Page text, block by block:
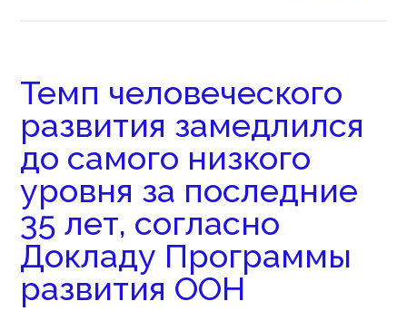
Темп человеческого
развития замедлился
до самого низкого
уровня за последние
35 лет, согласно
Докладу Программы
развития ООН